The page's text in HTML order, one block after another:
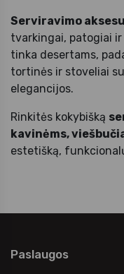
Serviravimo
tvarkingai, patogiai
tinka desertams,
tortinės ir stoveliai
elegancijos.
Rinkitės kokybišką
kavinėms,
estetišką,
Paslaugos